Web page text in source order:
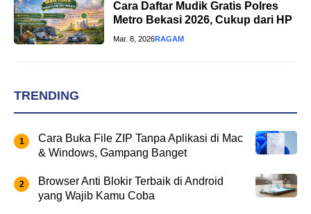
Cara Daftar Mudik Gratis Polres
Metro Bekasi 2026, Cukup dari HP
Mar. 8, 2026RAGAM
TRENDING
Cara Buka File ZIP Tanpa Aplikasi di Mac
& Windows, Gampang Banget
Browser Anti Blokir Terbaik di Android
yang Wajib Kamu Coba